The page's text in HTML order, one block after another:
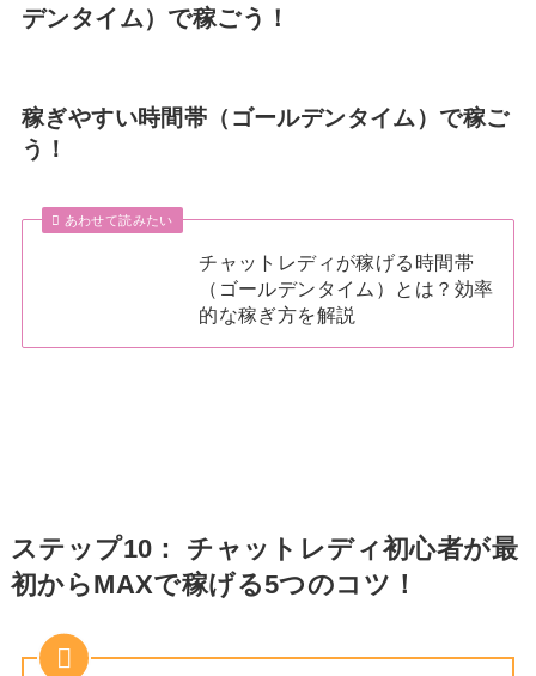
デンタイム）で稼ごう！
稼ぎやすい時間帯（ゴールデンタイム）で稼ご
う！
あわせて読みたい
チャットレディが稼げる時間帯
（ゴールデンタイム）とは？効率
的な稼ぎ方を解説
ステップ10： チャットレディ初心者が最
初からMAXで稼げる5つのコツ！